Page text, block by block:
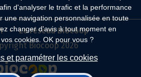
d'analyser le trafic et la performance
une navigation personnalisée en toute
changer d'avis à tout moment en
cookies. OK pour vous ?
et paramétrer les cookies
Le réseau Biocoop
Biocoop 2026